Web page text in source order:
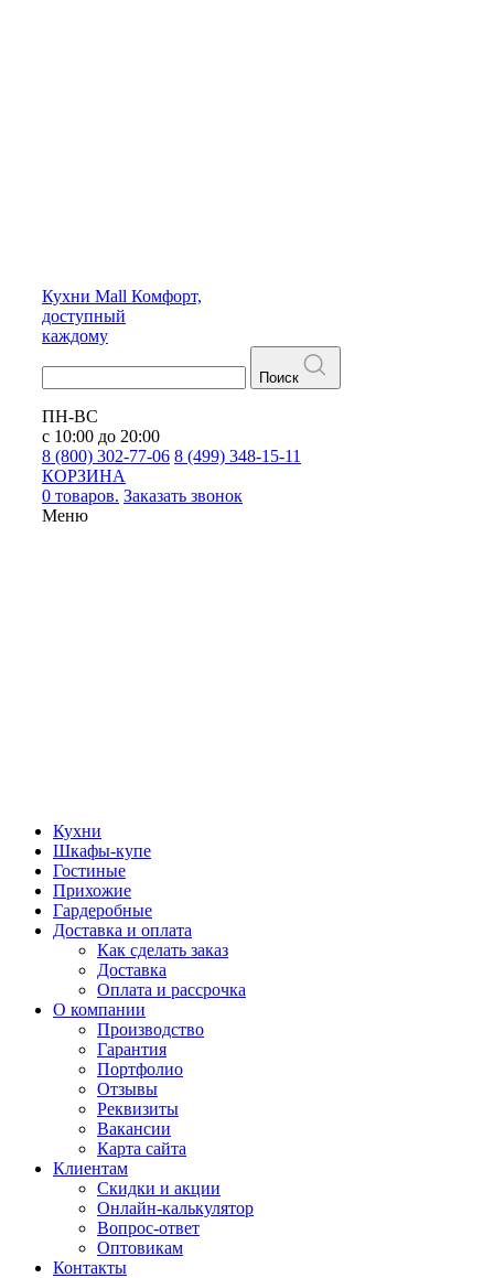
Кухни Mall Комфорт,
доступный
каждому
Поиск
ПН-ВС
с 10:00 до 20:00
8 (800) 302-77-06 8 (499) 348-15-11
КОРЗИНА
0 товаров. Заказать звонок
Меню
Кухни
Шкафы-купе
Гостиные
Прихожие
Гардеробные
Доставка и оплата
Как сделать заказ
Доставка
Оплата и рассрочка
О компании
Производство
Гарантия
Портфолио
Отзывы
Реквизиты
Вакансии
Карта сайта
Клиентам
Скидки и акции
Онлайн-калькулятор
Вопрос-ответ
Оптовикам
Контакты